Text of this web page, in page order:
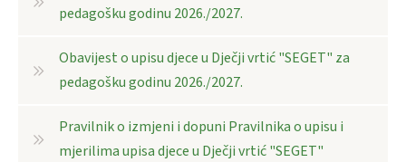
pedagošku godinu 2026./2027.
Obavijest o upisu djece u Dječji vrtić "SEGET" za
pedagošku godinu 2026./2027.
Pravilnik o izmjeni i dopuni Pravilnika o upisu i
mjerilima upisa djece u Dječji vrtić "SEGET"